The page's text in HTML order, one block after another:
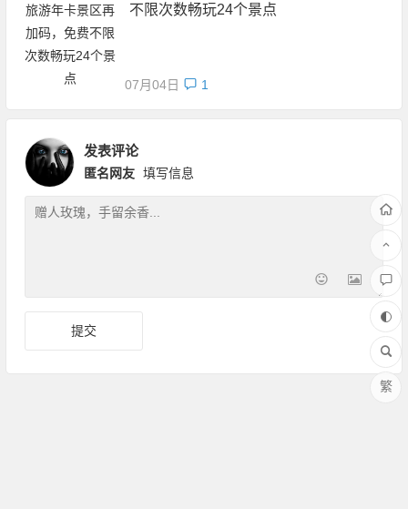
不限次数畅玩24个景点
07月04日 1
发表评论
匿名网友 填写信息
繁